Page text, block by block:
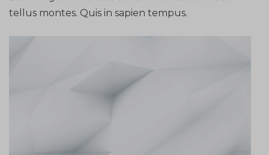
tellus montes. Quis in sapien tempus.